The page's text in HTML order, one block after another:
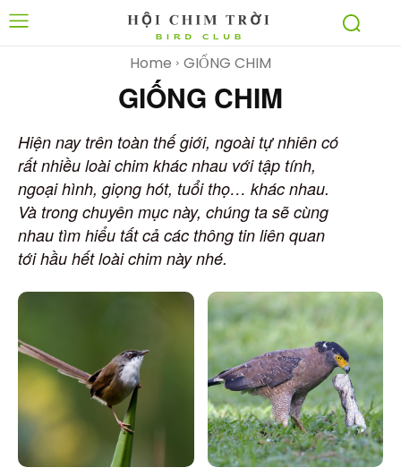
Home GIỐNG CHIM
GIỐNG CHIM
Hiện nay trên toàn thế giới, ngoài tự nhiên có
rất nhiều loài chim khác nhau với tập tính,
ngoại hình, giọng hót, tuổi thọ… khác nhau.
Và trong chuyên mục này, chúng ta sẽ cùng
nhau tìm hiểu tất cả các thông tin liên quan
tới hầu hết loài chim này nhé.